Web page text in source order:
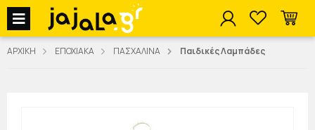
jajala Menu
ΑΡΧΙΚΗ ΕΠΟΧΙΑΚΑ ΠΑΣΧΑΛΙΝΑ Παιδικές Λαμπάδες